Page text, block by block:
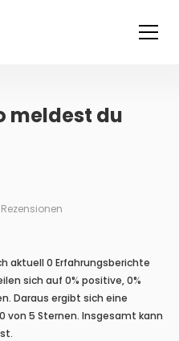
meldest du
aktuell 0 Erfahrungsberichte
sich auf 0% positive, 0%
Daraus ergibt sich eine
von 5 Sternen. Insgesamt kann